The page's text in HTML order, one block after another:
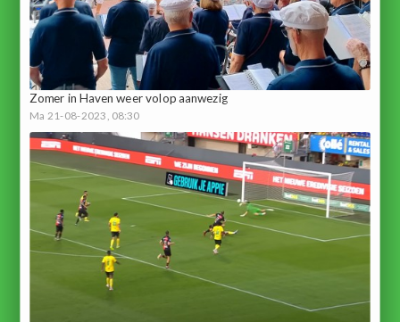
Zomer in Haven weer volop aanwezig
Ma 21-08-2023, 08:30